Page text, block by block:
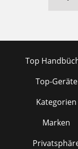
Top
Top-Geräte
Kategorien
Marken